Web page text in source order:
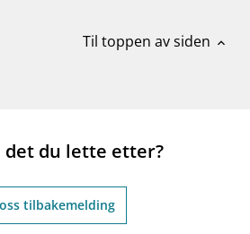
Til toppen av siden expand_less
det du lette etter?
tilbakemelding